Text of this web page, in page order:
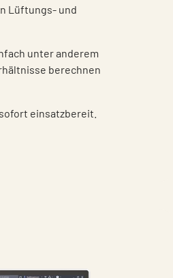
Lüftungs- und
unter anderem
berechnen
einsatzbereit.